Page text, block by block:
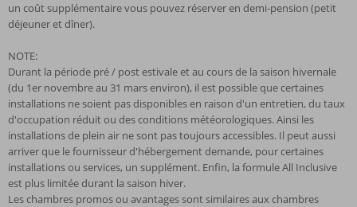
un coût supplémentaire vous pouvez réserver en demi-pension (petit
déjeuner et dîner).
NOTE:
Durant la période pré / post estivale et au cours de la saison hivernale
(du 1er novembre au 31 mars environ), il est possible que certaines
installations ne soient pas disponibles en raison d'un entretien, du taux
d'occupation réduit ou des conditions météorologiques. Ainsi les
installations de plein air ne sont pas toujours accessibles. Il peut aussi
arriver que le fournisseur d'hébergement demande, pour certaines
installations ou services, un supplément. Enfin, la formule All Inclusive
est plus limitée durant la saison hiver.
Les chambres promos ou avantages sont similaires aux chambres